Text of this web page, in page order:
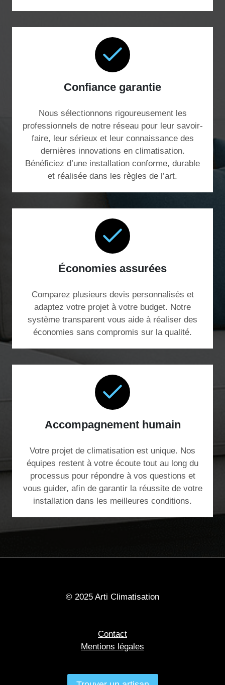
Confiance garantie
Nous sélectionnons rigoureusement les
professionnels de notre réseau pour leur savoir-
faire, leur sérieux et leur connaissance des
dernières innovations en climatisation.
Bénéficiez d’une installation conforme, durable
et réalisée dans les règles de l’art.
Économies assurées
Comparez plusieurs devis personnalisés et
adaptez votre projet à votre budget. Notre
système transparent vous aide à réaliser des
économies sans compromis sur la qualité.
Accompagnement humain
Votre projet de climatisation est unique. Nos
équipes restent à votre écoute tout au long du
processus pour répondre à vos questions et
vous guider, afin de garantir la réussite de votre
installation dans les meilleures conditions.
© 2025 Arti Climatisation
Contact
Mentions légales